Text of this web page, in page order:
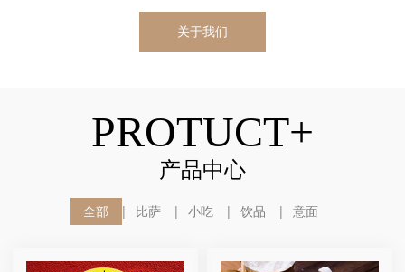
关于我们
PROTUCT+
产品中心
全部 比萨 小吃 饮品 意面